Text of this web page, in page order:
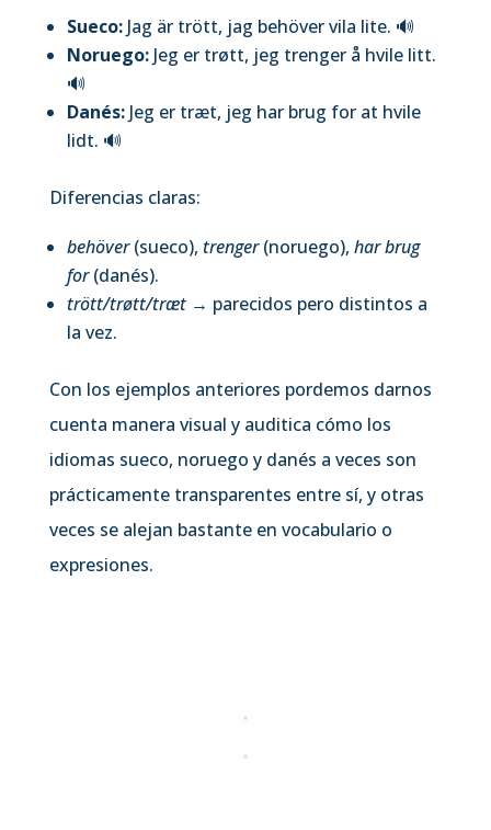
Sueco:Jag är trött, jag behöver vila lite. 🔊
Noruego:Jeg er trøtt, jeg trenger å hvile litt.
🔊
Danés:Jeg er træt, jeg har brug for at hvile
lidt. 🔊
Diferencias claras:
behöver(sueco), trenger(noruego), har brug
for(danés).
trött/trøtt/træt→ parecidos pero distintos a
la vez.
Con los ejemplos anteriores pordemos darnos
cuenta manera visual y auditica cómo los
idiomas sueco, noruego y danés a veces son
prácticamente transparentes entre sí, y otras
veces se alejan bastante en vocabulario o
expresiones.